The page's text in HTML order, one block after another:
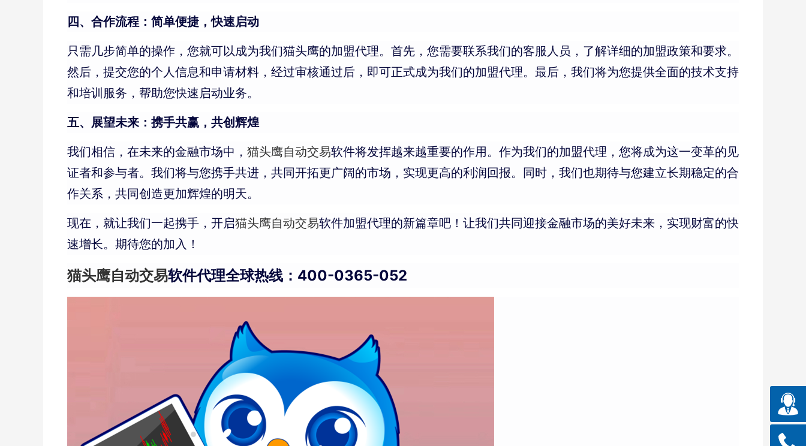
四、合作流程：简单便捷，快速启动
只需几步简单的操作，您就可以成为我们猫头鹰的加盟代理。首先，您需要联系我们的客服人员，了解详细的加盟政策和要求。
然后，提交您的个人信息和申请材料，经过审核通过后，即可正式成为我们的加盟代理。最后，我们将为您提供全面的技术支持
和培训服务，帮助您快速启动业务。
五、展望未来：携手共赢，共创辉煌
我们相信，在未来的金融市场中， 猫头鹰自动交易软件将发挥越来越重要的作用。作为我们的加盟代理，您将成为这一变革的见
证者和参与者。我们将与您携手共进，共同开拓更广阔的市场，实现更高的利润回报。同时，我们也期待与您建立长期稳定的合
作关系，共同创造更加辉煌的明天。
现在，就让我们一起携手，开启猫头鹰自动交易软件加盟代理的新篇章吧！让我们共同迎接金融市场的美好未来，实现财富的快
速增长。期待您的加入！
猫头鹰自动交易软件代理全球热线：400-0365-052